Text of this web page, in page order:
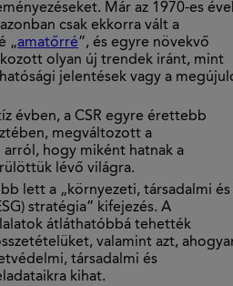
Már az 1970-es
csak ekkorra vált a
„amatőrré”, és egyre növekvő
olyan új trendek iránt, mint
jelentések vagy a
évben, a CSR egyre érettebb
megváltozott a
hogy miként hatnak a
lévő világra.
lett a „környezeti, társadalmi és
stratégia” kifejezés. A
átláthatóbbá tehették
valamint azt,
társadalmi és
kihat.